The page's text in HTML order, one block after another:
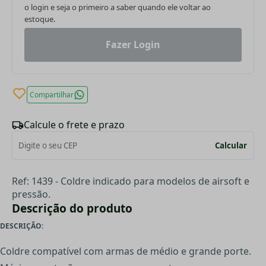
o login e seja o primeiro a saber quando ele voltar ao
estoque.
Fazer Login
Compartilhar
Calcule o frete e prazo
Calcular
Ref: 1439 - Coldre indicado para modelos de airsoft e
pressão.
Descrição do produto
DESCRIÇÃO:
Coldre compatível com armas de médio e grande porte.